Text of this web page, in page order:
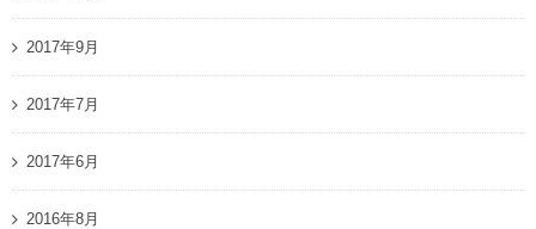
2017年9月
2017年7月
2017年6月
2016年8月